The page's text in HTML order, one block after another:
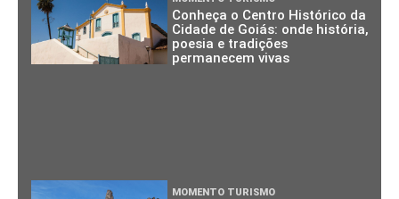
Conheça o Centro Histórico da
Cidade de Goiás: onde história,
poesia e tradições
permanecem vivas
MOMENTO TURISMO